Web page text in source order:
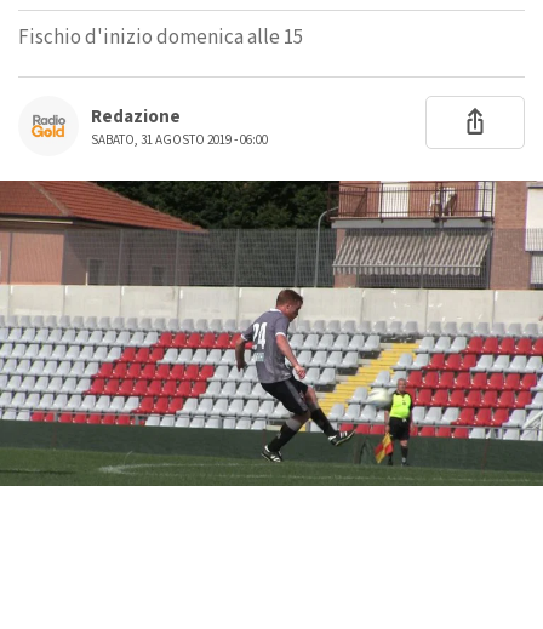
Fischio d'inizio domenica alle 15
Redazione
SABATO, 31 AGOSTO 2019 - 06:00